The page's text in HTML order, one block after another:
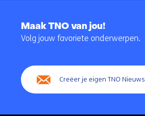
navigatie
Maak TNO van jou!
Volg jouw favoriete onderwerpen.
Creëer je eigen TNO Nieuws